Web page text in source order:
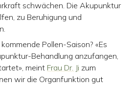
schwächen. Die Akupunktur
zu Beruhigung und
Pollen-Saison? «Es
Behandlung anzufangen,
meint Frau Dr. Ji zum
wir die Organfunktion gut